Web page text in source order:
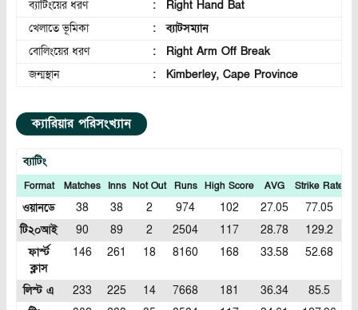
ব্যাটিংয়ের ধরণ
:
Right Hand Bat
খেলাতে ভূমিকা
:
ব্যাটসম্যান
বোলিংয়ের ধরণ
:
Right Arm Off Break
জন্মস্থান
: Kimberley, Cape Province
ক্যারিয়ার পরিসংখ্যান
ব্যাটিং
Format Matches Inns Not Out Runs High Score AVG Strike Rate
ওয়ানডে 38 38 2 974 102 27.05
77.05
টি২০আই
90 89 2 2504 117 28.78
129.2
ফার্স্ট
ক্লাস
146 261 18 8160 168 33.58 52.68
লিস্ট এ 233 225 14 7668 181 36.34 85.5